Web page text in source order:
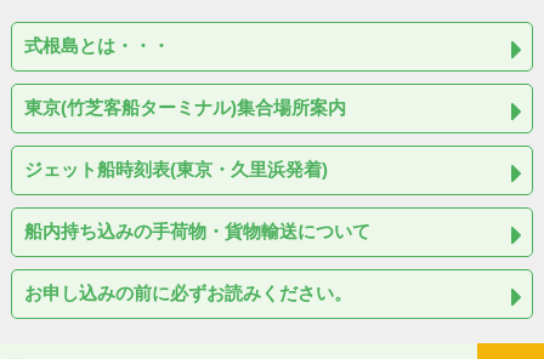
式根島とは・・・
東京(竹芝客船ターミナル)集合場所案内
ジェット船時刻表(東京・久里浜発着)
船内持ち込みの手荷物・貨物輸送について
お申し込みの前に必ずお読みください。